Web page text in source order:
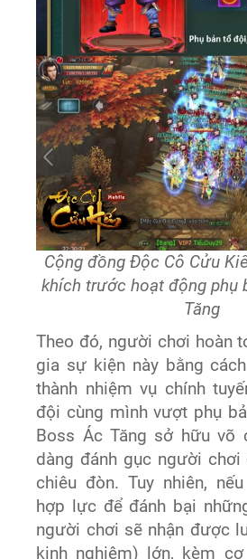
Cộng đồng Độc Cô Cửu
khích trước hoạt động phụ
Tăng
Theo đó, người chơi hoàn
gia sự kiện này bằng
thành nhiệm vụ chính
đội cùng mình vượt phụ
Boss Ác Tăng sở hữu võ
dàng đánh gục người
chiêu đòn. Tuy nhiên,
hợp lực để đánh bại
người chơi sẽ nhận được
kinh nghiệm) lớn, kèm